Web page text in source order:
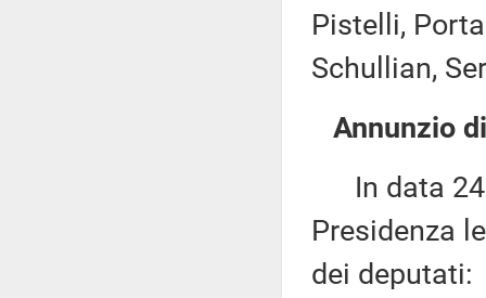
Pistelli,
Schullian,
Annunzio
In data 24
Presidenza
dei deputati: